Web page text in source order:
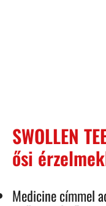
SWOLLEN
ősi
Medicine címmel